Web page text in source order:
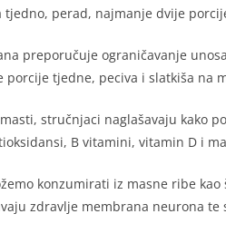
perad, najmanje dvije
preporučuje ograničavanje
porcije tjedne, peciva i slatkiša
stručnjaci naglašavaju kako
B vitamini, vitamin D i
konzumirati iz masne ribe
zdravlje membrana neurona